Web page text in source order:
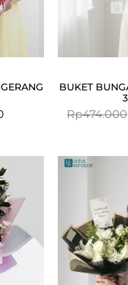
BUKET
Rp474.000
Current
Rp715.000.